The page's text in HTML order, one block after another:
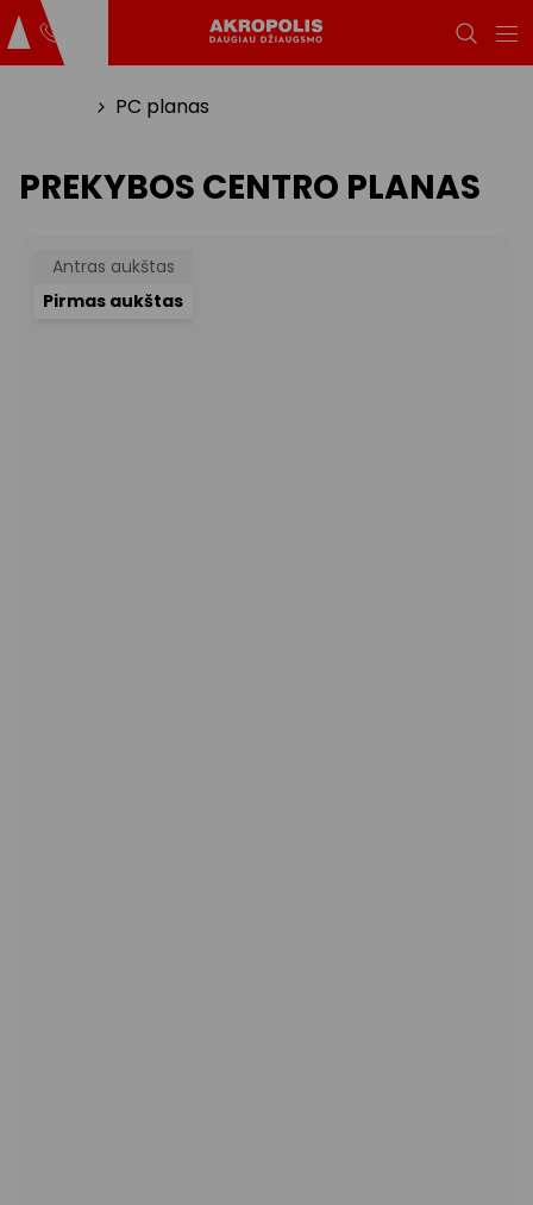
PC planas
PREKYBOS CENTRO PLANAS